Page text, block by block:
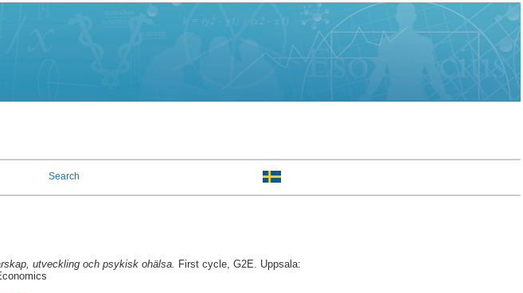
Search
utveckling och psykisk ohälsa. First cycle, G2E. Uppsala: